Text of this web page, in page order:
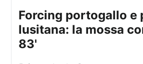
forcing portogallo e panchina
lusitana: la mossa
83'